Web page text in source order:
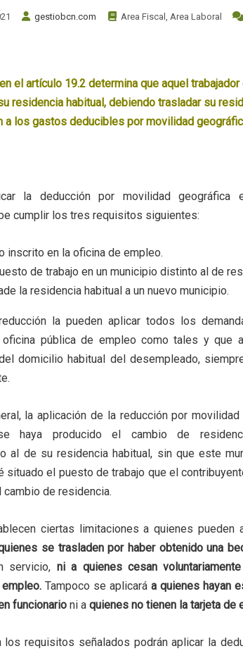
gestiobcn.com Area Fiscal , Area Laboral
el artículo 19.2 determina que aquel
residencia habitual, debiendo trasladar su
a los gastos deducibles por movilidad
la deducción por movilidad geográfica
cumplir los tres requisitos siguientes:
inscrito en la oficina de empleo.
de trabajo en un municipio distinto al de
la residencia habitual a un nuevo municipio.
la pueden aplicar todos los
pública de empleo como tales y que
domicilio habitual del desempleado,
la aplicación de la reducción por
haya producido el cambio de
al de su residencia habitual, sin que este
situado el puesto de trabajo que el
cambio de residencia.
ciertas limitaciones a quienes
se trasladen por haber obtenido una
servicio, ni a quienes cesan
.Tampoco se aplicaráa quienes hayan
funcionario ni a quienes no tienen la tarjeta de
los requisitos señalados podrán aplicar la